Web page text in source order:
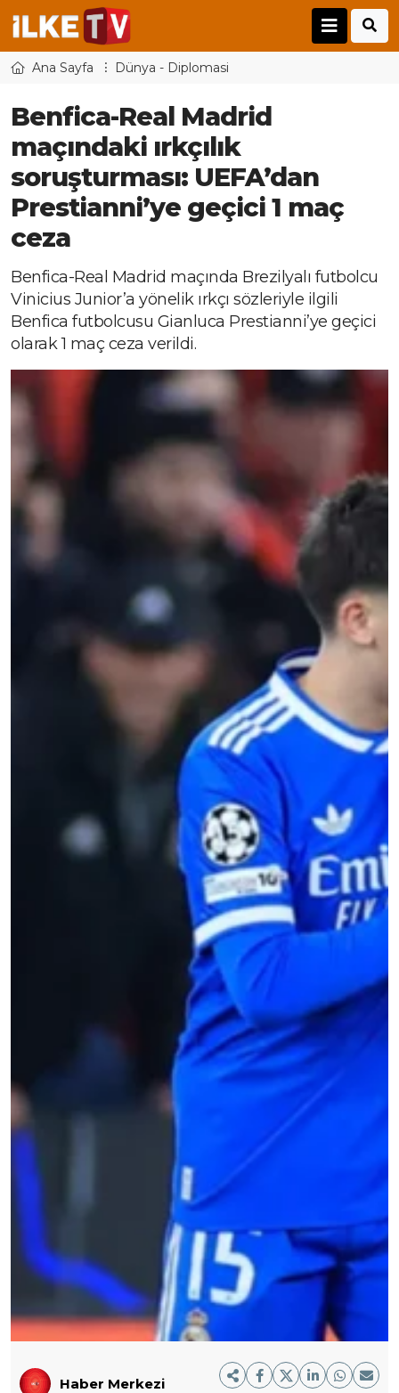
Ana Sayfa Dünya - Diplomasi
Benfica-Real Madrid
maçındaki ırkçılık
soruşturması: UEFA’dan
Prestianni’ye geçici 1 maç
ceza
Benfica-Real Madrid maçında Brezilyalı futbolcu
Vinicius Junior’a yönelik ırkçı sözleriyle ilgili
Benfica futbolcusu Gianluca Prestianni’ye geçici
olarak 1 maç ceza verildi.
Haber Merkezi